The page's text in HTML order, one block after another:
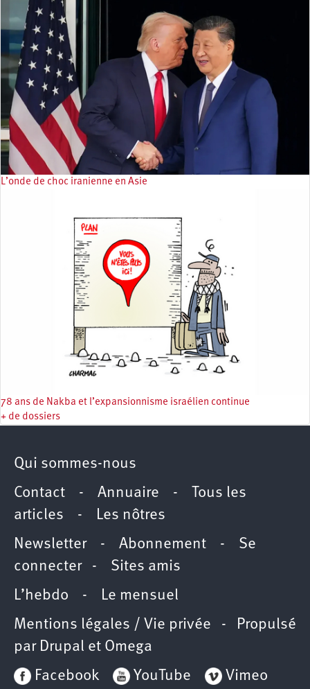
L’onde de choc iranienne en Asie
78 ans de Nakba et l’expansionnisme israélien continue
+ de dossiers
Qui sommes-nous
Contact - Annuaire -
Tous les
articles - Les nôtres
Newsletter- Abonnement - Se
connecter- Sites amis
L’hebdo - Le mensuel
Mentions légales / Vie privée - Propulsé
par Drupal et Omega
Facebook
YouTube Vimeo